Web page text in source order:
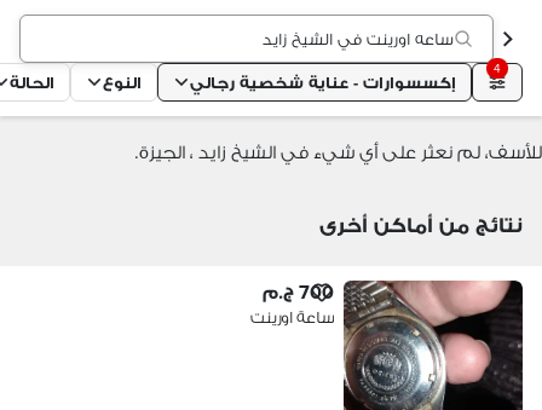
ساعه اورينت في الشيخ زايد
4
إكسسوارات - عناية شخصية رجالي النوع الحالة
للأسف، لم نعثر على أي شيء في الشيخ زايد ، الجيزة.
نتائج من أماكن أخرى
700 ج.م
ساعة اورينت